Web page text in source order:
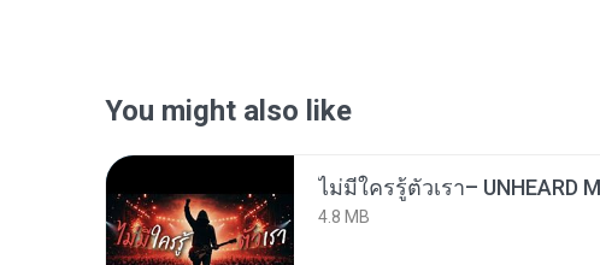
You might also like
4.8 MB